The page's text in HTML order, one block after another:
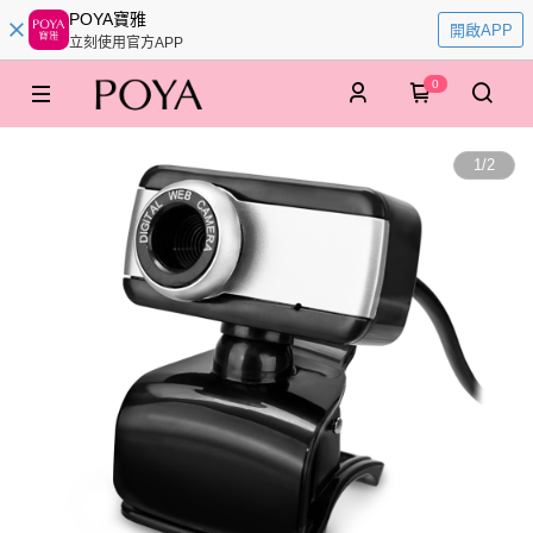
POYA寶雅
立刻使用官方APP
開啟APP
0
1/2